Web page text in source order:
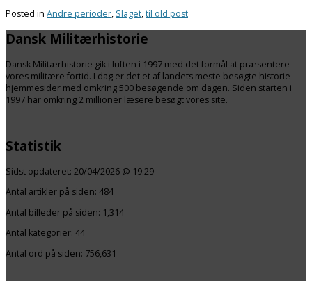
Posted in Andre perioder, Slaget,til old post
Dansk Militærhistorie
Dansk Militærhistorie gik i luften i 1997 med det formål at præsentere
vores militære fortid. I dag er det et af landets meste besøgte historie
hjemmesider med omkring 500 besøgende om dagen. Siden starten i
1997 har omkring 2 millioner læsere besøgt vores site.
Statistik
Sidst opdateret: 20/04/2026 @ 19:29
Antal artikler på siden: 484
Antal billeder på siden: 1,314
Antal kategorier: 44
Antal ord på siden: 756,631